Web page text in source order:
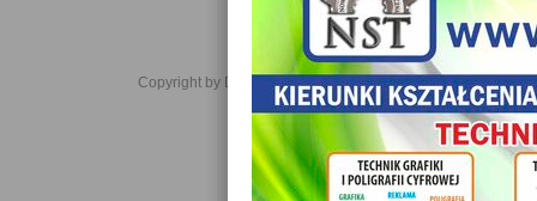
Copyright by Daniel JabĹoĹski 2006-2021. All rights